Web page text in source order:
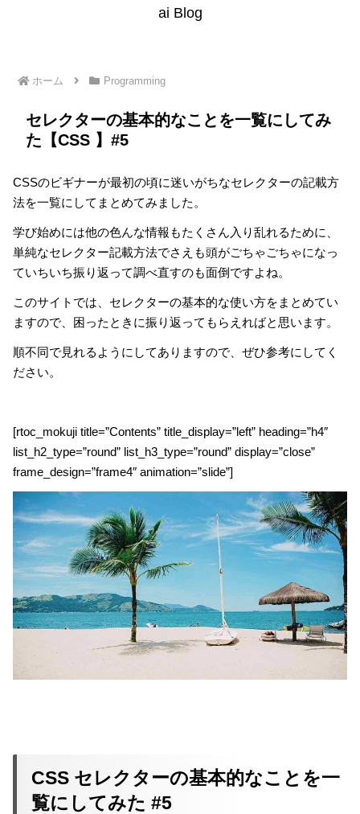
ai Blog
ホーム Programming
セレクターの基本的なことを一覧にしてみ
た【CSS 】#5
CSSのビギナーが最初の頃に迷いがちなセレクターの記載方
法を一覧にしてまとめてみました。
学び始めには他の色んな情報もたくさん入り乱れるために、
単純なセレクター記載方法でさえも頭がごちゃごちゃになっ
ていちいち振り返って調べ直すのも面倒ですよね。
このサイトでは、セレクターの基本的な使い方をまとめてい
ますので、困ったときに振り返ってもらえればと思います。
順不同で見れるようにしてありますので、ぜひ参考にしてく
ださい。
[rtoc_mokuji title=”Contents” title_display=”left” heading=”h4″
list_h2_type=”round” list_h3_type=”round” display=”close”
frame_design=”frame4″ animation=”slide”]
CSS セレクターの基本的なことを一
覧にしてみた #5